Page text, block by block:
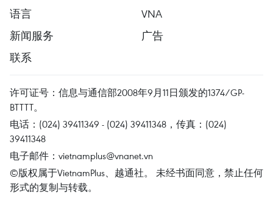
语言
VNA
新闻服务
广告
联系
许可证号：信息与通信部2008年9月11日颁发的1374/GP-
BTTTT。
电话：(024) 39411349 - (024) 39411348，传真：(024)
39411348
电子邮件： vietnamplus@vnanet.vn
©版权属于VietnamPlus、越通社。 未经书面同意，禁止任何
形式的复制与转载。